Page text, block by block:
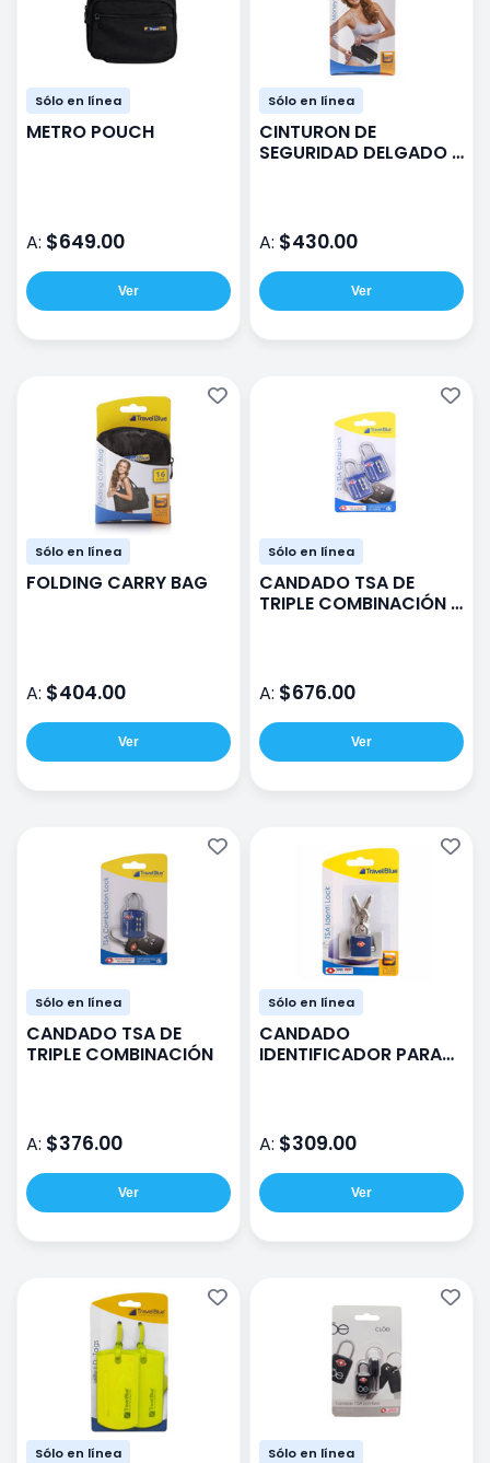
Sólo en línea
METRO POUCH
A: $649.00
Ver
Sólo en línea
CINTURON DE
SEGURIDAD DELGADO P
A: $430.00
Ver
Sólo en línea
FOLDING CARRY BAG
A: $404.00
Ver
Sólo en línea
CANDADO TSA DE
TRIPLE COMBINACIÓN 2
A: $676.00
Ver
Sólo en línea
CANDADO TSA DE
TRIPLE COMBINACIÓN
A: $376.00
Ver
Sólo en línea
CANDADO
IDENTIFICADOR PARA
A: $309.00
Ver
Sólo en línea Sólo en línea